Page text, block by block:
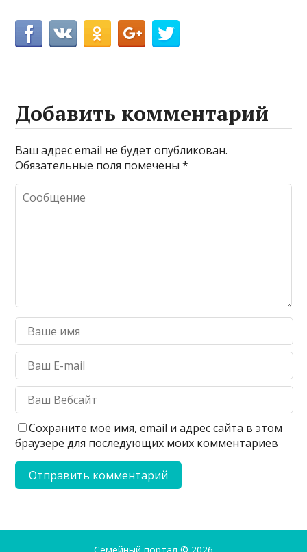
Добавить комментарий
Ваш адрес email не будет опубликован.
Обязательные поля помечены*
Сохраните моё имя, email и адрес сайта в этом
браузере для последующих моих комментариев